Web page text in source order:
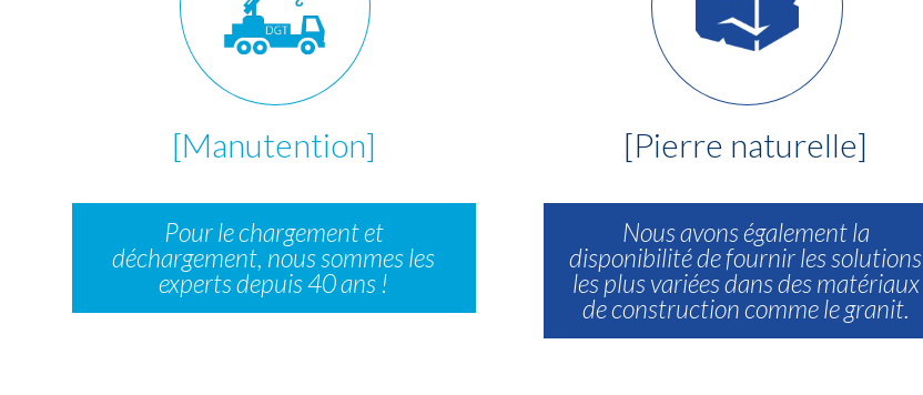
[Manutention]
Pour le chargement et
déchargement, nous sommes les
experts depuis 40 ans !
[Pierre naturelle]
Nous avons également la
disponibilité de fournir les solutions
les plus variées dans des matériaux
de construction comme le granit.